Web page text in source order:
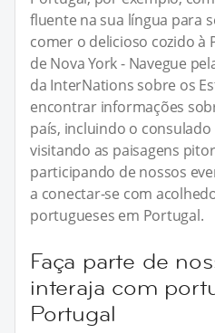
fluente na sua língua para
comer o delicioso cozido à
de Nova York - Navegue
da InterNations sobre os
encontrar informações
país, incluindo o
visitando as paisagens
participando de nossos
a conectar-se com
portugueses em Portugal.
Faça parte de
interaja com
Portugal